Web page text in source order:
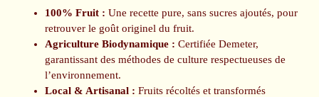
100% Fruit : Une recette pure, sans sucres ajoutés, pour
retrouver le goût originel du fruit.
Agriculture Biodynamique : Certifiée Demeter,
garantissant des méthodes de culture respectueuses de
l’environnement.
Local & Artisanal : Fruits récoltés et transformés